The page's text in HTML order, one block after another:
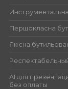
Першокласна
Якісна
AI для
без оплаты